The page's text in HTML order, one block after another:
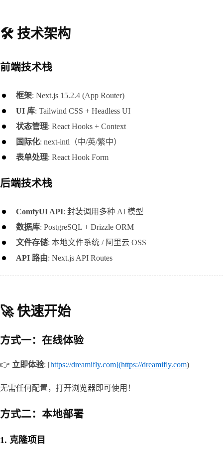
🛠️ 技术架构
前端技术栈
框架: Next.js 15.2.4 (App Router)
UI 库: Tailwind CSS + Headless UI
状态管理: React Hooks + Context
国际化: next-intl（中/英/繁中）
表单处理: React Hook Form
后端技术栈
ComfyUI API: 封装调用多种 AI 模型
数据库: PostgreSQL + Drizzle ORM
文件存储: 本地文件系统 / 阿里云 OSS
API 路由: Next.js API Routes
🚀 快速开始
方式一：在线体验
👉 立即体验: [https://dreamifly.com](https://dreamifly.com)
无需任何配置，打开浏览器即可使用！
方式二：本地部署
1. 克隆项目